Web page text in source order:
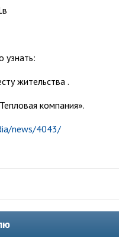
узнать:
жительства .
компания».
news/4043/